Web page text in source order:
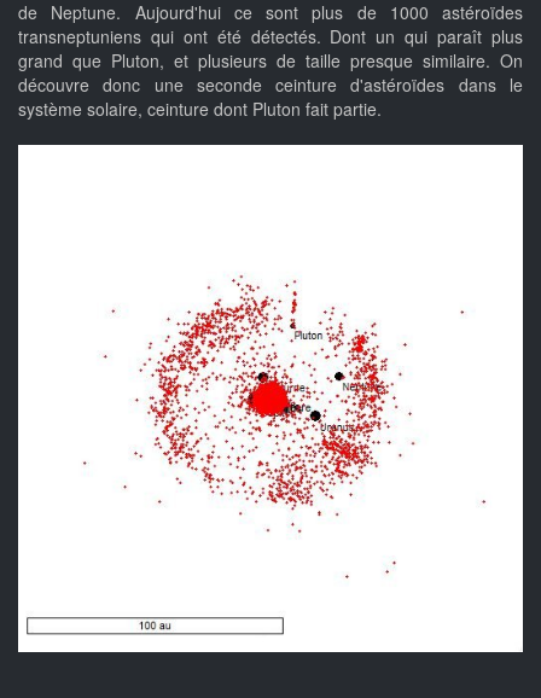
de Neptune. Aujourd'hui ce sont plus de 1000 astéroïdes
transneptuniens qui ont été détectés. Dont un qui paraît plus
grand que Pluton, et plusieurs de taille presque similaire. On
découvre donc une seconde ceinture d'astéroïdes dans le
système solaire, ceinture dont Pluton fait partie.